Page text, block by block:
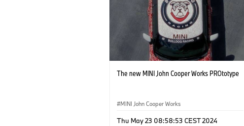
The new MINI John Cooper Works PROtotype
MINI John Cooper Works
Thu May 23 08:58:53 CEST 2024